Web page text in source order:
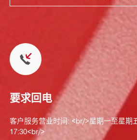
要求回电
客户服务营业时间: <br/>星期一至星期
17:30<br/>